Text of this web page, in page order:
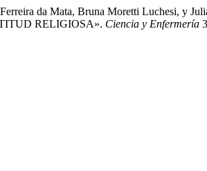
Ferreira da Mata, Bruna Moretti Luchesi,
RELIGIOSA». Ciencia y Enfermería